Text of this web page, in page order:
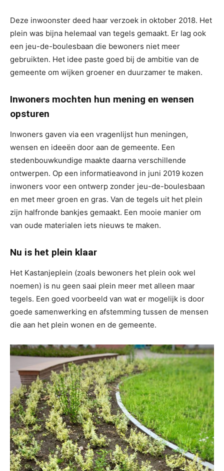
Deze inwoonster deed haar verzoek in oktober 2018. Het
plein was bijna helemaal van tegels gemaakt. Er lag ook
een jeu-de-boulesbaan die bewoners niet meer
gebruikten. Het idee paste goed bij de ambitie van de
gemeente om wijken groener en duurzamer te maken.
Inwoners mochten hun mening en wensen
opsturen
Inwoners gaven via een vragenlijst hun meningen,
wensen en ideeën door aan de gemeente. Een
stedenbouwkundige maakte daarna verschillende
ontwerpen. Op een informatieavond in juni 2019 kozen
inwoners voor een ontwerp zonder jeu-de-boulesbaan
en met meer groen en gras. Van de tegels uit het plein
zijn halfronde bankjes gemaakt. Een mooie manier om
van oude materialen iets nieuws te maken.
Nu is het plein klaar
Het Kastanjeplein (zoals bewoners het plein ook wel
noemen) is nu geen saai plein meer met alleen maar
tegels. Een goed voorbeeld van wat er mogelijk is door
goede samenwerking en afstemming tussen de mensen
die aan het plein wonen en de gemeente.